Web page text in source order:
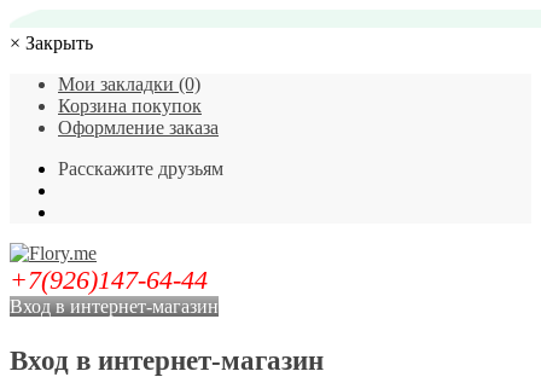
× Закрыть
Мои закладки (0)
Корзина покупок
Оформление заказа
Расскажите друзьям
+7(926)147-64-44
Вход в интернет-магазин
Вход в интернет-магазин